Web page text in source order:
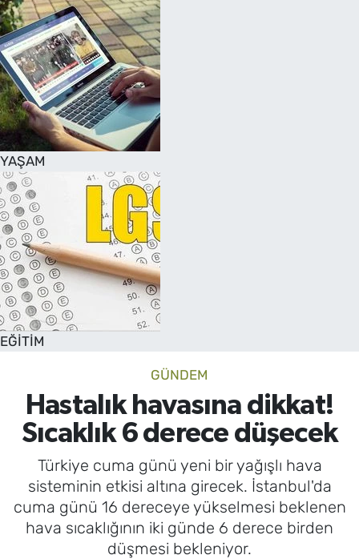
YAŞAM
EĞİTİM
GÜNDEM
Hastalık havasına dikkat!
Sıcaklık 6 derece düşecek
Türkiye cuma günü yeni bir yağışlı hava
sisteminin etkisi altına girecek. İstanbul'da
cuma günü 16 dereceye yükselmesi beklenen
hava sıcaklığının iki günde 6 derece birden
düşmesi bekleniyor.